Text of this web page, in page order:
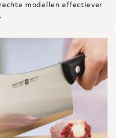
modellen effectiever